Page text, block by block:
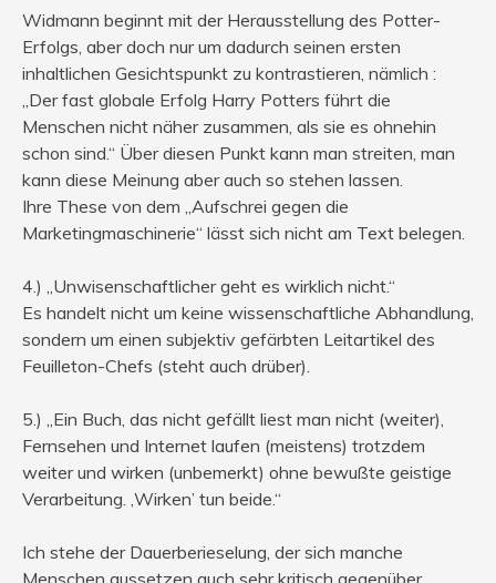
Widmann beginnt mit der Herausstellung des Potter-
Erfolgs, aber doch nur um dadurch seinen ersten
inhaltlichen Gesichtspunkt zu kontrastieren, nämlich :
„Der fast globale Erfolg Harry Potters führt die
Menschen nicht näher zusammen, als sie es ohnehin
schon sind.“ Über diesen Punkt kann man streiten, man
kann diese Meinung aber auch so stehen lassen.
Ihre These von dem „Aufschrei gegen die
Marketingmaschinerie“ lässt sich nicht am Text belegen.
4.) „Unwisenschaftlicher geht es wirklich nicht.“
Es handelt nicht um keine wissenschaftliche Abhandlung,
sondern um einen subjektiv gefärbten Leitartikel des
Feuilleton-Chefs (steht auch drüber).
5.) „Ein Buch, das nicht gefällt liest man nicht (weiter),
Fernsehen und Internet laufen (meistens) trotzdem
weiter und wirken (unbemerkt) ohne bewußte geistige
Verarbeitung. ‚Wirken’ tun beide.“
Ich stehe der Dauerberieselung, der sich manche
Menschen aussetzen auch sehr kritisch gegenüber,